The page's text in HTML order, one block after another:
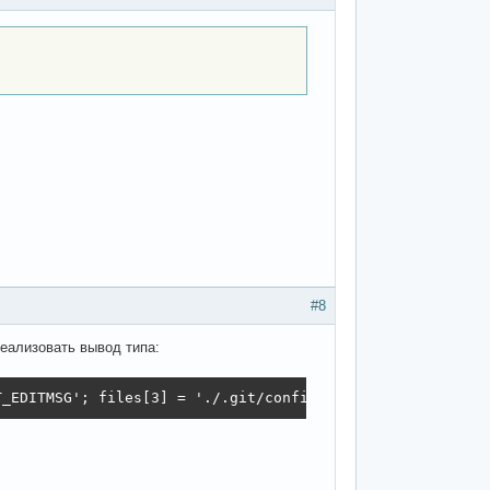
#8
вывод типа:
files[3] = './.git/config';